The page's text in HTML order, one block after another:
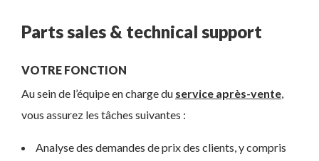
Parts sales & technical support
VOTRE FONCTION
Au sein de l’équipe en charge du service après-vente,
vous assurez les tâches suivantes :
Analyse des demandes de prix des clients, y compris